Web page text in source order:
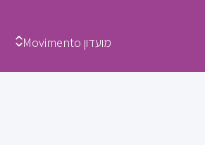
מועדון Movimento